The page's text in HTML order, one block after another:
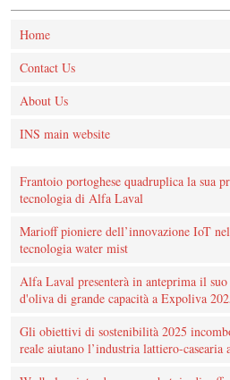
Home
Contact Us
About Us
INS main website
Frantoio portoghese quadruplica la sua
tecnologia di Alfa Laval
Marioff pioniere dell’innovazione IoT
tecnologia water mist
Alfa Laval presenterà in anteprima il
d'oliva di grande capacità a Expoliva
Gli obiettivi di sostenibilità 2025
reale aiutano l’industria lattiero-